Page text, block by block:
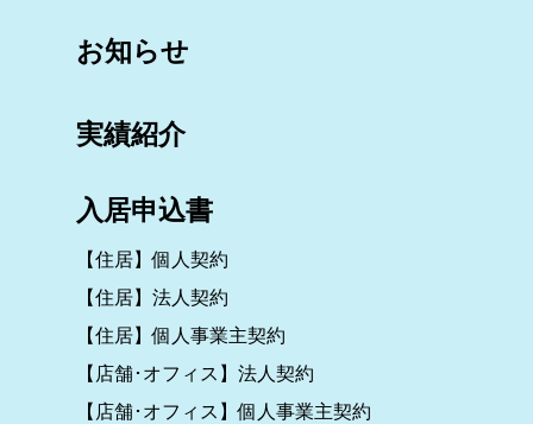
お知らせ
実績紹介
入居申込書
【住居】個人契約
【住居】法人契約
【住居】個人事業主契約
【店舗･オフィス】法人契約
【店舗･オフィス】個人事業主契約